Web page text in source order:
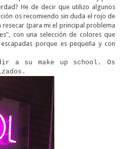
He de decir que utilizo algunos
os recomiendo sin duda el rojo de
resecar (para mi el principal problema
con una selección de colores que
porque es pequeña y con
a su make up school. Os